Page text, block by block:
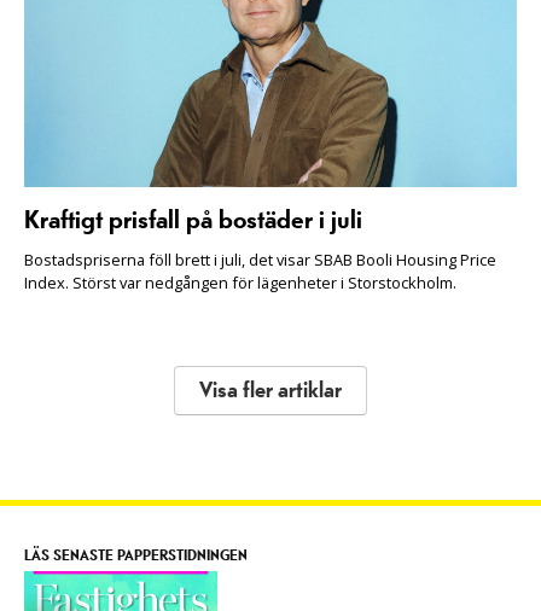
Kraftigt prisfall på bostäder i juli
Bostadspriserna föll brett i juli, det visar SBAB Booli Housing Price
Index. Störst var nedgången för lägenheter i Storstockholm.
Visa fler artiklar
LÄS SENASTE PAPPERSTIDNINGEN